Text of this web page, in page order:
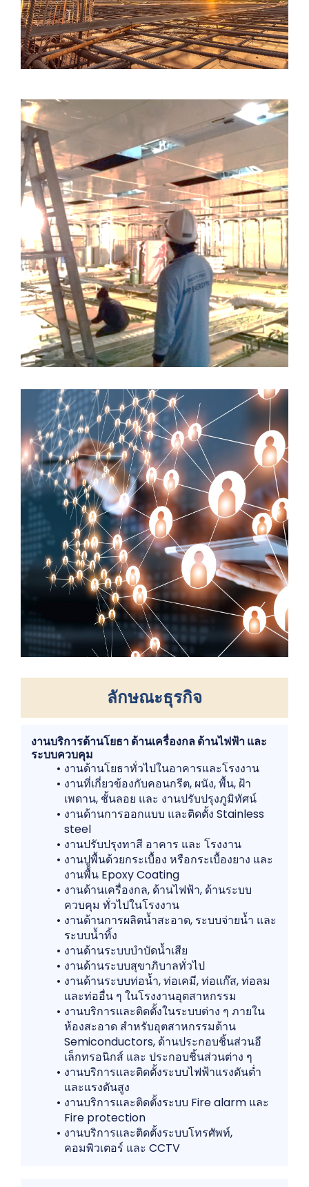
ลักษณะธุรกิจ
งานบริการด้านโยธา ด้านเครื่องกล ด้านไฟฟ้า และ
ระบบควบคุม
งานด้านโยธาทั่วไปในอาคารและโรงงาน
งานที่เกี่ยวข้องกับคอนกรีต, ผนัง, พื้น, ฝ้า
เพดาน, ชั้นลอย และ งานปรับปรุงภูมิทัศน์
งานด้านการออกแบบ และติดตั้ง Stainless
steel
งานปรับปรุงทาสี อาคาร และ โรงงาน
งานปูพื้นด้วยกระเบื้อง หรือกระเบื้องยาง และ
งานพื้น Epoxy Coating
งานด้านเครื่องกล, ด้านไฟฟ้า, ด้านระบบ
ควบคุม ทั่วไปในโรงงาน
งานด้านการผลิตน้ำสะอาด, ระบบจ่ายน้ำ และ
ระบบน้ำทิ้ง
งานด้านระบบบำบัดน้ำเสีย
งานด้านระบบสุขาภิบาลทั่วไป
งานด้านระบบท่อน้ำ, ท่อเคมี, ท่อแก๊ส, ท่อลม
และท่ออื่น ๆ ในโรงงานอุตสาหกรรม
งานบริการและติดตั้งในระบบต่าง ๆ ภายใน
ห้องสะอาด สำหรับอุตสาหกรรมด้าน
Semiconductors, ด้านประกอบชิ้นส่วนอี
เล็กทรอนิกส์ และ ประกอบชิ้นส่วนต่าง ๆ
งานบริการและติดตั้งระบบไฟฟ้าแรงดันต่ำ
และแรงดันสูง
งานบริการและติดตั้งระบบ Fire alarm และ
Fire protection
งานบริการและติดตั้งระบบโทรศัพท์,
คอมพิวเตอร์ และ CCTV